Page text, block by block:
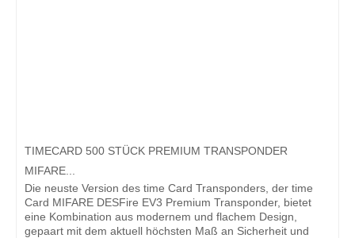
TIMECARD 500 STÜCK PREMIUM TRANSPONDER
MIFARE...
Die neuste Version des time Card Transponders, der time
Card MIFARE DESFire EV3 Premium Transponder, bietet
eine Kombination aus modernem und flachem Design,
gepaart mit dem aktuell höchsten Maß an Sicherheit und